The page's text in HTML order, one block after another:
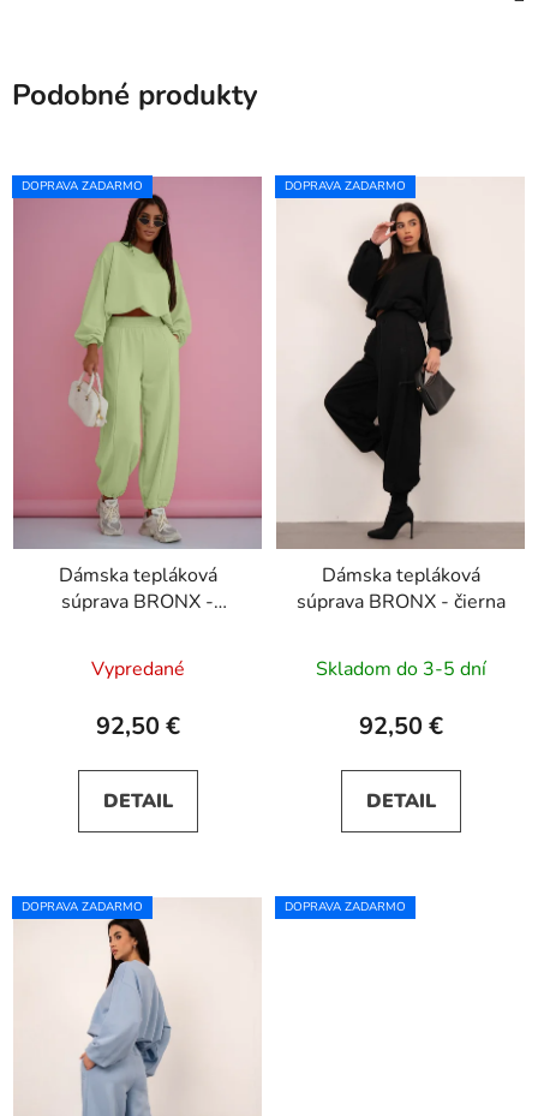
Podobné produkty
DOPRAVA ZADARMO
Dámska tepláková
súprava BRONX -
Vypredané
92,50 €
DETAIL
DOPRAVA ZADARMO
Dámska tepláková
súprava BRONX - čierna
Skladom do 3-5 dní
92,50 €
DETAIL
DOPRAVA ZADARMO DOPRAVA ZADARMO